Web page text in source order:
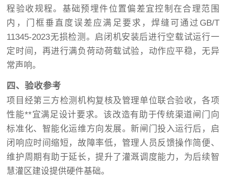
程验收规程。基础预埋件位置偏差宜控制在合理范围
内，门框垂直度误差应满足要求，焊缝可通过GB/T
11345-2023无损检测。启闭机安装后进行空载试运行一
定时间，再进行满负荷动荷载试验，动作应平稳，无异
常声响。
四、验收参考
项目经第三方检测机构复核及管理单位联合验收，各项
性能**宜满足设计要求。该改造有助于传统渠道闸门向
标准化、智能化运维方向发展。新闸门投入运行后，启
闭响应时间缩短，故障率低，管理人员反馈操作简便、
维护周期有助于延长，提升了灌溉调度能力，为后续智
慧灌区建设提供硬件基础。